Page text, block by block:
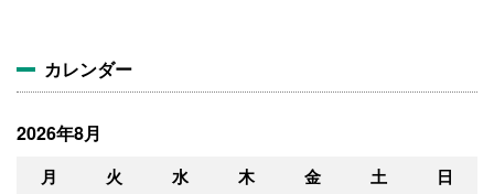
カレンダー
2026年8月
月 火 水 木 金 土 日